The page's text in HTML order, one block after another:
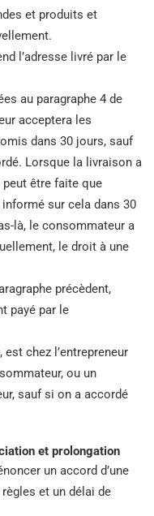
et produits et
l’adresse livré par le
au paragraphe 4 de
acceptera les
dans 30 jours, sauf
Lorsque la livraison a
peut être faite que
sur cela dans 30
là, le consommateur a
le droit à une
précèdent,
payé par le
chez l’entrepreneur
ou un
sauf si on a accordé
et prolongation
un accord d’une
et un délai de